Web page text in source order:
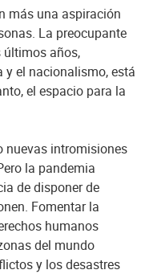
más una aspiración
La preocupante
años,
el nacionalismo, está
el espacio para la
nuevas intromisiones
la pandemia
de disponer de
Fomentar la
humanos
del mundo
y los desastres